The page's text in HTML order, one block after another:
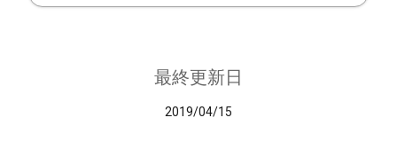
最終更新日
2019/04/15